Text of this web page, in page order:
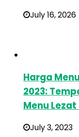
July 16, 2026
Harga
2023:
Menu
July 3, 2023